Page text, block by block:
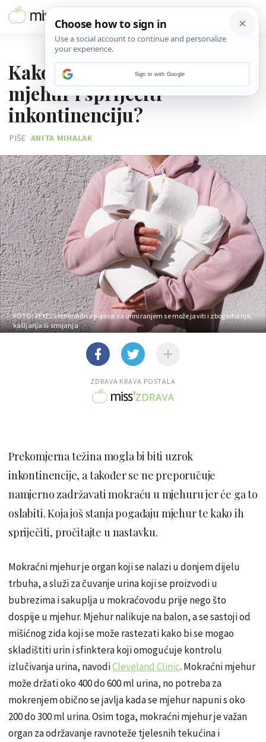
Kako očuvati mokraćni
mjehur i spriječiti
inkontinenciju?
PIŠE ANITA MIHALAK
FOTO: PEXELSIznenadna pojava za uriniranjem se može javiti i zbog kihanja,
kašljanja ili smijanja
ZDRAVA KRAVA POSTALA
Prekomjerna težina mogla bi biti uzrok
inkontinencije, a također se ne preporučuje
namjerno zadržavati mokraću u mjehuru jer će ga to
oslabiti. Koja još stanja pogađaju mjehur te kako ih
spriječiti, pročitajte u nastavku.
Mokraćni mjehur je organ koji se nalazi u donjem dijelu
trbuha, a služi za čuvanje urina koji se proizvodi u
bubrezima i sakuplja u mokraćovodu prije nego što
dospije u mjehur. Mjehur nalikuje na balon, a se sastoji od
mišićnog zida koji se može rastezati kako bi se mogao
skladištiti urin i sfinktera koji omogućuje kontrolu
izlučivanja urina, navodiCleveland Clinic. Mokraćni mjehur
može držati oko 400 do 600 ml urina, no potreba za
mokrenjem obično se javlja kada se mjehur napuni s oko
200 do 300 ml urina. Osim toga, mokraćni mjehur je važan
organ za održavanje ravnoteže tjelesnih tekućina i
Sign in with Google